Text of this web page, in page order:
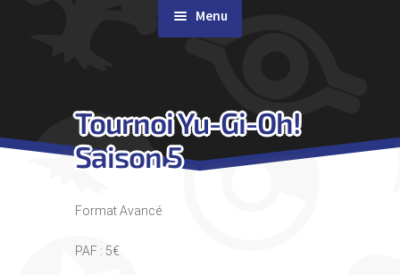
Menu
Agenda
Contact & Accès
Tournoi Yu-Gi-Oh!
Saison 5
Format Avancé
PAF : 5€